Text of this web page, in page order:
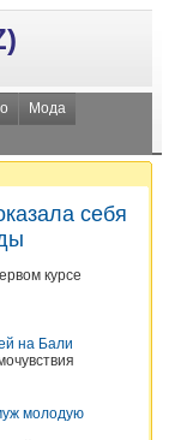
Мода
себя
курсе
на Бали
молодую